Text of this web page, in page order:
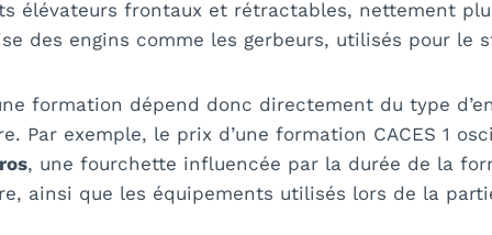
élévateurs frontaux et rétractables, nettement
des engins comme les gerbeurs, utilisés pour le
formation dépend donc directement du type
Par exemple, le prix d’une formation CACES 1
, une fourchette influencée par la durée de la
ainsi que les équipements utilisés lors de la